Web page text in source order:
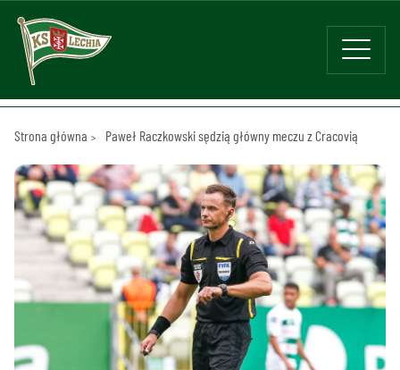
Strona główna Paweł Raczkowski sędzią główny meczu z Cracovią